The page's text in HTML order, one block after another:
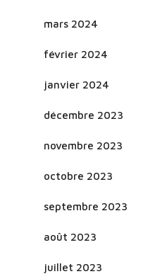
mars 2024
février 2024
janvier 2024
décembre 2023
novembre 2023
octobre 2023
septembre 2023
août 2023
juillet 2023